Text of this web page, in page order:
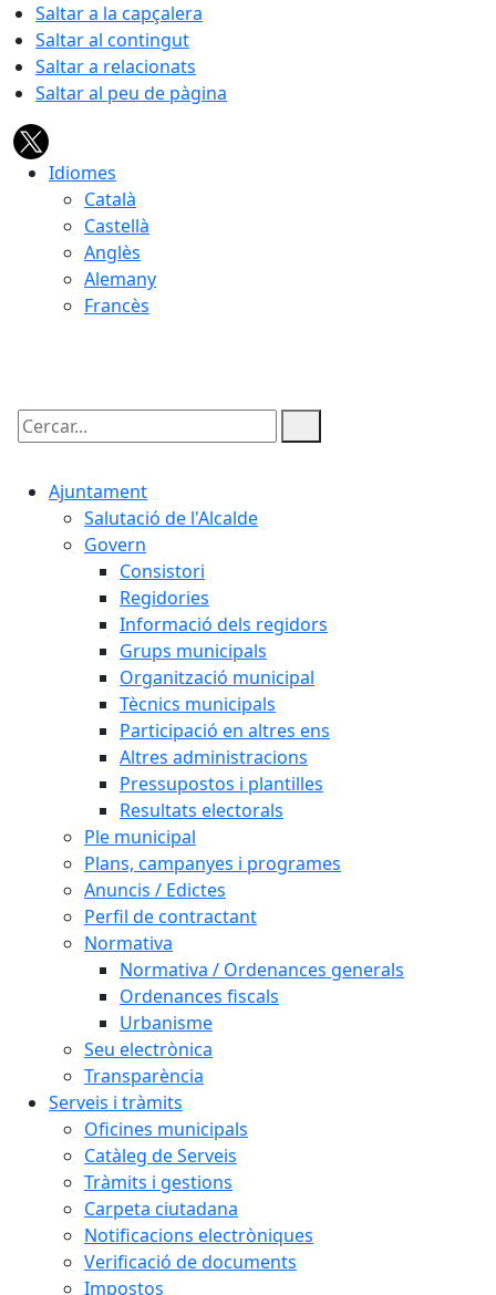
Saltar a la capçalera
Saltar al contingut
Saltar a relacionats
Saltar al peu de pàgina
Idiomes
Català
Castellà
Anglès
Alemany
Francès
Cercar:
Ajuntament
Salutació de l'Alcalde
Govern
Consistori
Regidories
Informació dels regidors
Grups municipals
Organització municipal
Tècnics municipals
Participació en altres ens
Altres administracions
Pressupostos i plantilles
Resultats electorals
Ple municipal
Plans, campanyes i programes
Anuncis / Edictes
Perfil de contractant
Normativa
Normativa / Ordenances generals
Ordenances fiscals
Urbanisme
Seu electrònica
Transparència
Serveis i tràmits
Oficines municipals
Catàleg de Serveis
Tràmits i gestions
Carpeta ciutadana
Notificacions electròniques
Verificació de documents
Impostos